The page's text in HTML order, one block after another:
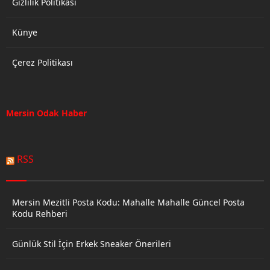
Künye
Çerez Politikası
Mersin Odak Haber
RSS
Mersin Mezitli Posta Kodu: Mahalle Mahalle Güncel Posta
Kodu Rehberi
Günlük Stil İçin Erkek Sneaker Önerileri